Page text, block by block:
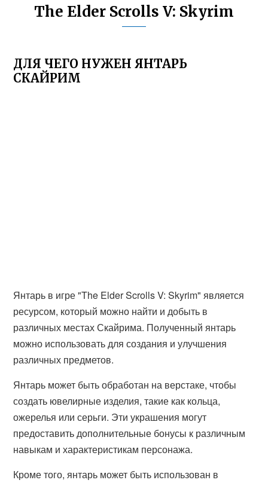
The Elder Scrolls V: Skyrim
ДЛЯ ЧЕГО НУЖЕН ЯНТАРЬ
СКАЙРИМ
Янтарь в игре "The Elder Scrolls V: Skyrim" является
ресурсом, который можно найти и добыть в
различных местах Скайрима. Полученный янтарь
можно использовать для создания и улучшения
различных предметов.
Янтарь может быть обработан на верстаке, чтобы
создать ювелирные изделия, такие как кольца,
ожерелья или серьги. Эти украшения могут
предоставить дополнительные бонусы к различным
навыкам и характеристикам персонажа.
Кроме того, янтарь может быть использован в